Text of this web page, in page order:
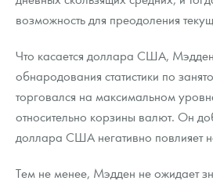
возможность для преодоления
Что касается доллара США, Мэдден
обнародования статистики по
торговался на максимальном
относительно корзины валют. Он
доллара США негативно повлияет
Тем не менее, Мэдден не ожидает